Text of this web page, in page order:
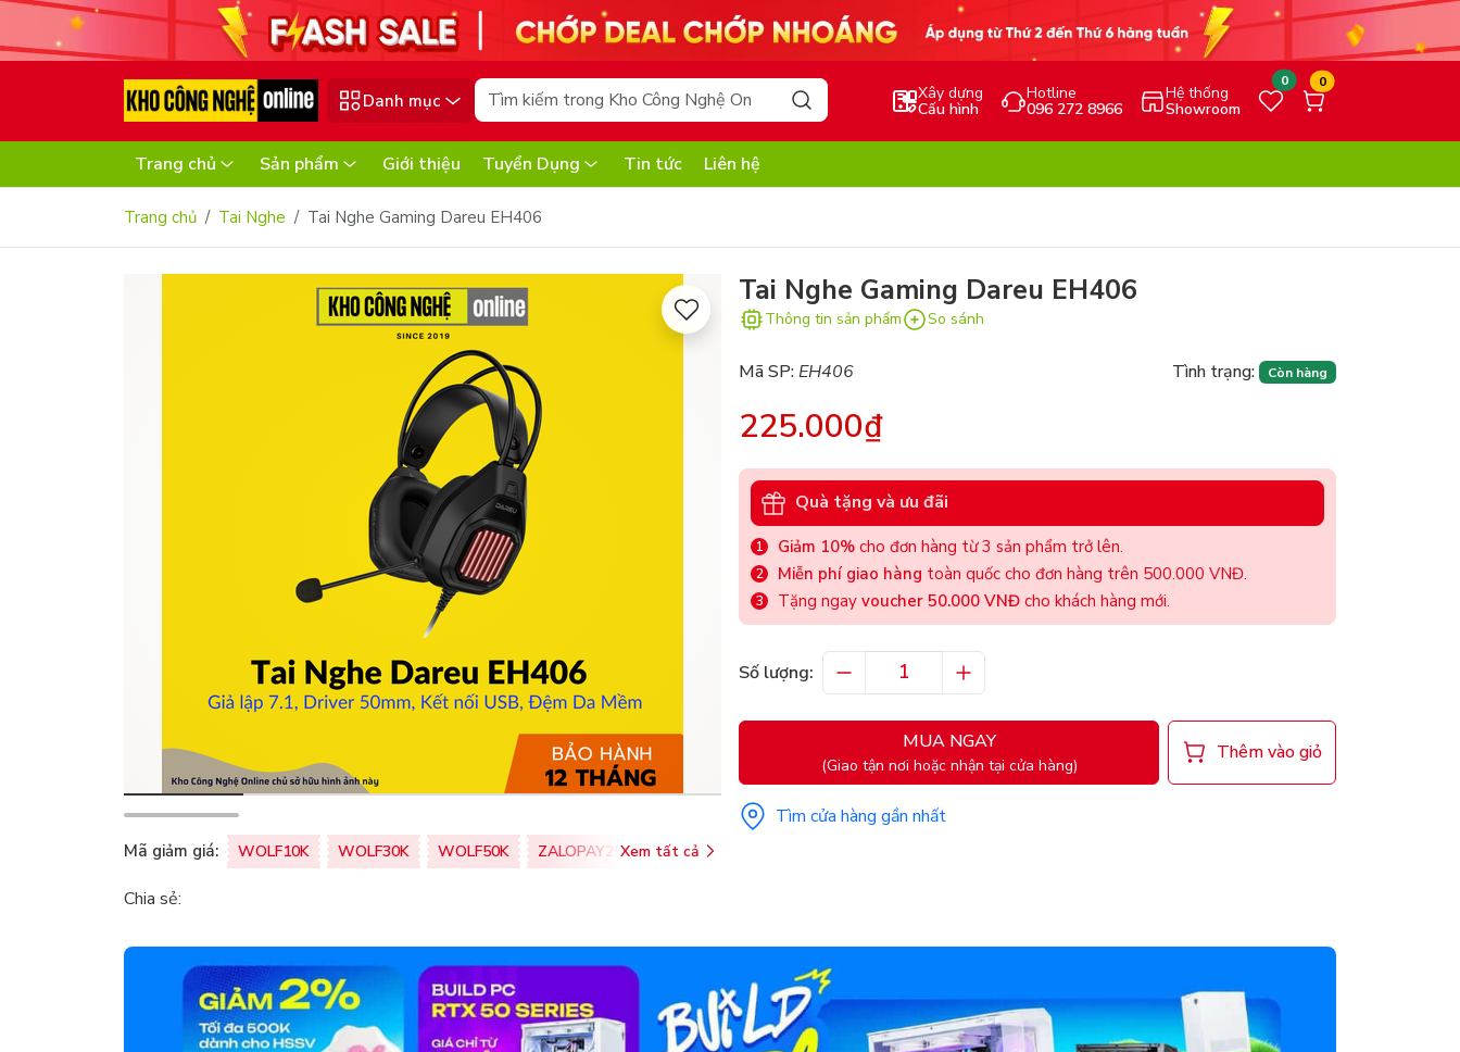
Danh mục Xây dựng
Cấu hình
Hotline
096 272 8966
Hệ thống
Showroom
0 0
Trang chủ Sản phẩm Giới thiệu Tuyển Dụng Tin tức Liên hệ
Trang chủ Tai Nghe Tai Nghe Gaming Dareu EH406
Mã giảm giá: WOLF10K WOLF30K WOLF50K ZALOPAY25K SHOPEEPAY026
Xem tất cả
Chia sẻ:
Tai Nghe Gaming Dareu EH406
Thông tin sản phẩm So sánh
Mã SP:EH406 Tình trạng: Còn hàng
225.000₫
Quà tặng và ưu đãi
Giảm 10% cho đơn hàng từ 3 sản phẩm trở lên.
Miễn phí giao hàng toàn quốc cho đơn hàng trên 500.000 VNĐ.
Tặng ngay voucher 50.000 VNĐ cho khách hàng mới.
Số lượng:
MUA NGAY
(Giao tận nơi hoặc nhận tại cửa hàng)
Thêm vào giỏ
Tìm cửa hàng gần nhất